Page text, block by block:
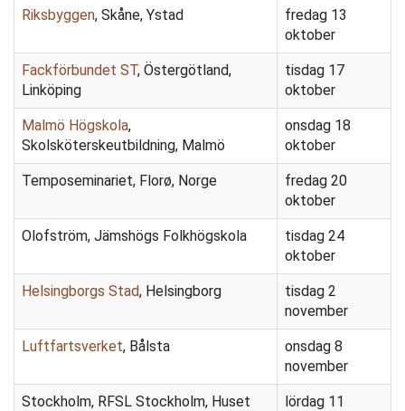
Riksbyggen, Skåne, Ystad
fredag 13
oktober
Fackförbundet ST, Östergötland,
Linköping
tisdag 17
oktober
Malmö Högskola,
Skolsköterskeutbildning, Malmö
onsdag 18
oktober
Temposeminariet, Florø, Norge
fredag 20
oktober
Olofström, Jämshögs Folkhögskola
tisdag 24
oktober
Helsingborgs Stad, Helsingborg
tisdag 2
november
Luftfartsverket, Bålsta
onsdag 8
november
Stockholm, RFSL Stockholm, Huset lördag 11